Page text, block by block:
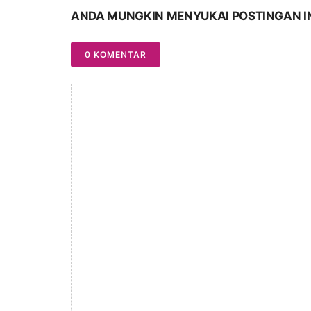
ANDA MUNGKIN MENYUKAI POSTINGAN
0 KOMENTAR